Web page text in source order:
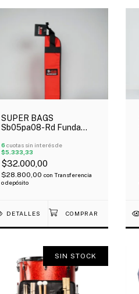
SUPER BAGS
Sb05pa08-Rd Funda
5Mm
6 cuotas sin interés de
$5.333,33
$32.000,00
$28.800,00 con Transferencia
o depósito
DETALLES
SIN STOCK